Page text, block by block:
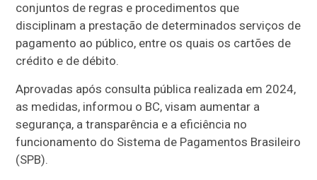
conjuntos de regras e procedimentos que
disciplinam a prestação de determinados serviços de
pagamento ao público, entre os quais os cartões de
crédito e de débito.
Aprovadas após consulta pública realizada em 2024,
as medidas, informou o BC, visam aumentar a
segurança, a transparência e a eficiência no
funcionamento do Sistema de Pagamentos Brasileiro
(SPB).